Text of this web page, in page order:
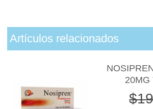
Artículos relacionados
20MG